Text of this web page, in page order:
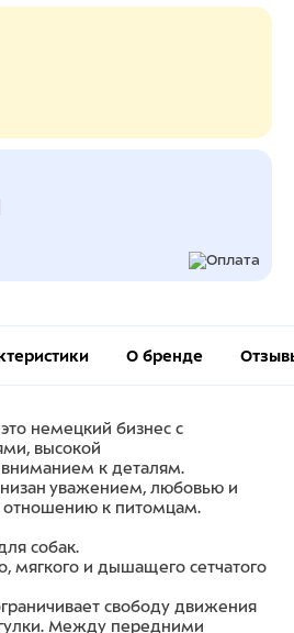
О бренде
немецкий бизнес с
высокой
к деталям.
уважением, любовью и
отношению к питомцам.
собак.
мягкого и дышащего сетчатого
свободу движения
Между передними